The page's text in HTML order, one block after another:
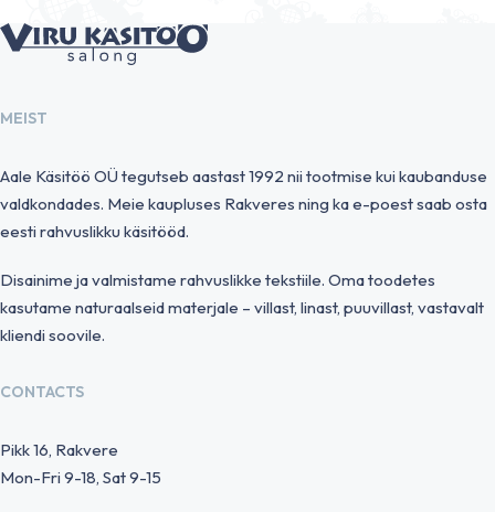
MEIST
Aale Käsitöö OÜ tegutseb aastast 1992 nii tootmise kui kaubanduse
valdkondades. Meie kaupluses Rakveres ning ka e-poest saab osta
eesti rahvuslikku käsitööd.
Disainime ja valmistame rahvuslikke tekstiile. Oma toodetes
kasutame naturaalseid materjale – villast, linast, puuvillast, vastavalt
kliendi soovile.
CONTACTS
Pikk 16, Rakvere
Mon-Fri 9-18, Sat 9-15